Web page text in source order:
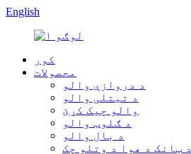
English
کور
محصولات
د دروازې والو
د تیتلی والو
والو چیک کړئ
د ګلوب والو
د بال والو
د ټانک د هوا د وتلو چک